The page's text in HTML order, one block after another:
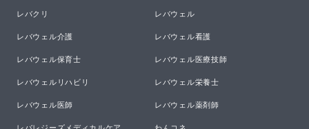
レバクリ レバウェル
レバウェル介護 レバウェル看護
レバウェル保育士 レバウェル医療技師
レバウェルリハビリ レバウェル栄養士
レバウェル医師 レバウェル薬剤師